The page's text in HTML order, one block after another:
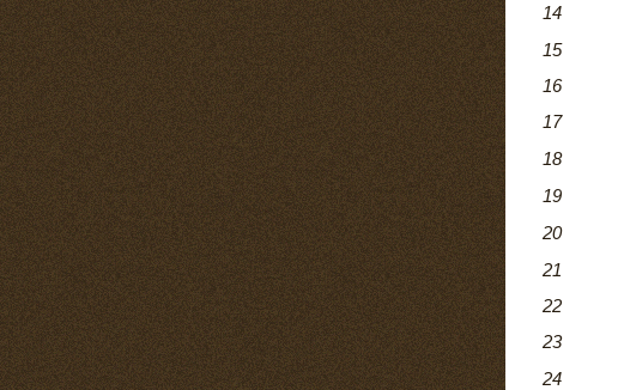
14
15
16
17
18
19
20
21
22
23
24